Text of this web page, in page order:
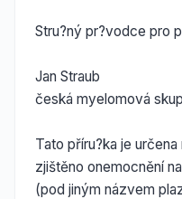
Stru?ný pr?vodce pro
Jan Straub
česká myelomová
Tato příru?ka je
zjištěno onemocnění
(pod jiným názvem